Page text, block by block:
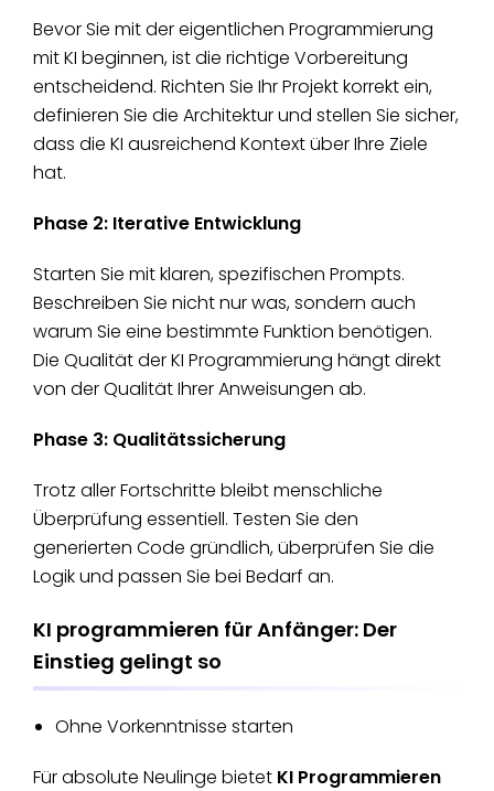
Bevor Sie mit der eigentlichen Programmierung
mit KI beginnen, ist die richtige Vorbereitung
entscheidend. Richten Sie Ihr Projekt korrekt ein,
definieren Sie die Architektur und stellen Sie sicher,
dass die KI ausreichend Kontext über Ihre Ziele
hat.
Phase 2: Iterative Entwicklung
Starten Sie mit klaren, spezifischen Prompts.
Beschreiben Sie nicht nur was, sondern auch
warum Sie eine bestimmte Funktion benötigen.
Die Qualität der KI Programmierung hängt direkt
von der Qualität Ihrer Anweisungen ab.
Phase 3: Qualitätssicherung
Trotz aller Fortschritte bleibt menschliche
Überprüfung essentiell. Testen Sie den
generierten Code gründlich, überprüfen Sie die
Logik und passen Sie bei Bedarf an.
KI programmieren für Anfänger: Der
Einstieg gelingt so
Ohne Vorkenntnisse starten
Für absolute Neulinge bietet KI Programmieren